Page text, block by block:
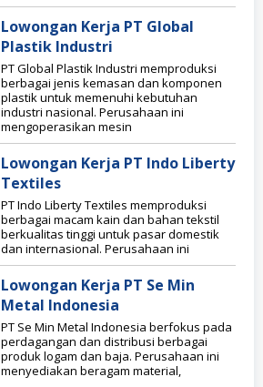
Lowongan Kerja PT Global
Plastik Industri
PT Global Plastik Industri memproduksi
berbagai jenis kemasan dan komponen
plastik untuk memenuhi kebutuhan
industri nasional. Perusahaan ini
mengoperasikan mesin
Lowongan Kerja PT Indo Liberty
Textiles
PT Indo Liberty Textiles memproduksi
berbagai macam kain dan bahan tekstil
berkualitas tinggi untuk pasar domestik
dan internasional. Perusahaan ini
Lowongan Kerja PT Se Min
Metal Indonesia
PT Se Min Metal Indonesia berfokus pada
perdagangan dan distribusi berbagai
produk logam dan baja. Perusahaan ini
menyediakan beragam material,